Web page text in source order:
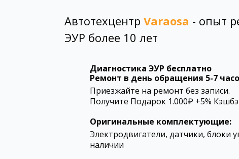
Автотехцентр Varaosa - опыт
ЭУР более 10 лет
Диагностика ЭУР бесплатно
Ремонт в день обращения 5-7
Приезжайте на ремонт без записи.
Получите Подарок 1.000₽ +5%
Оригинальные комплектующие:
Электродвигатели, датчики, блоки
наличии